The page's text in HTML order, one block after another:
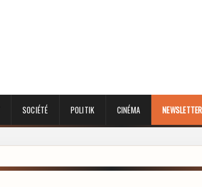
SOCIÉTÉ POLITIK CINÉMA NEWSLETTER